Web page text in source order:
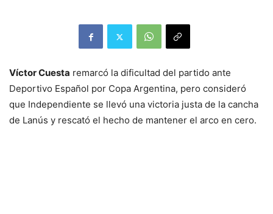
Víctor Cuesta remarcó la dificultad del partido ante
Deportivo Español por Copa Argentina, pero consideró
que Independiente se llevó una victoria justa de la cancha
de Lanús y rescató el hecho de mantener el arco en cero.